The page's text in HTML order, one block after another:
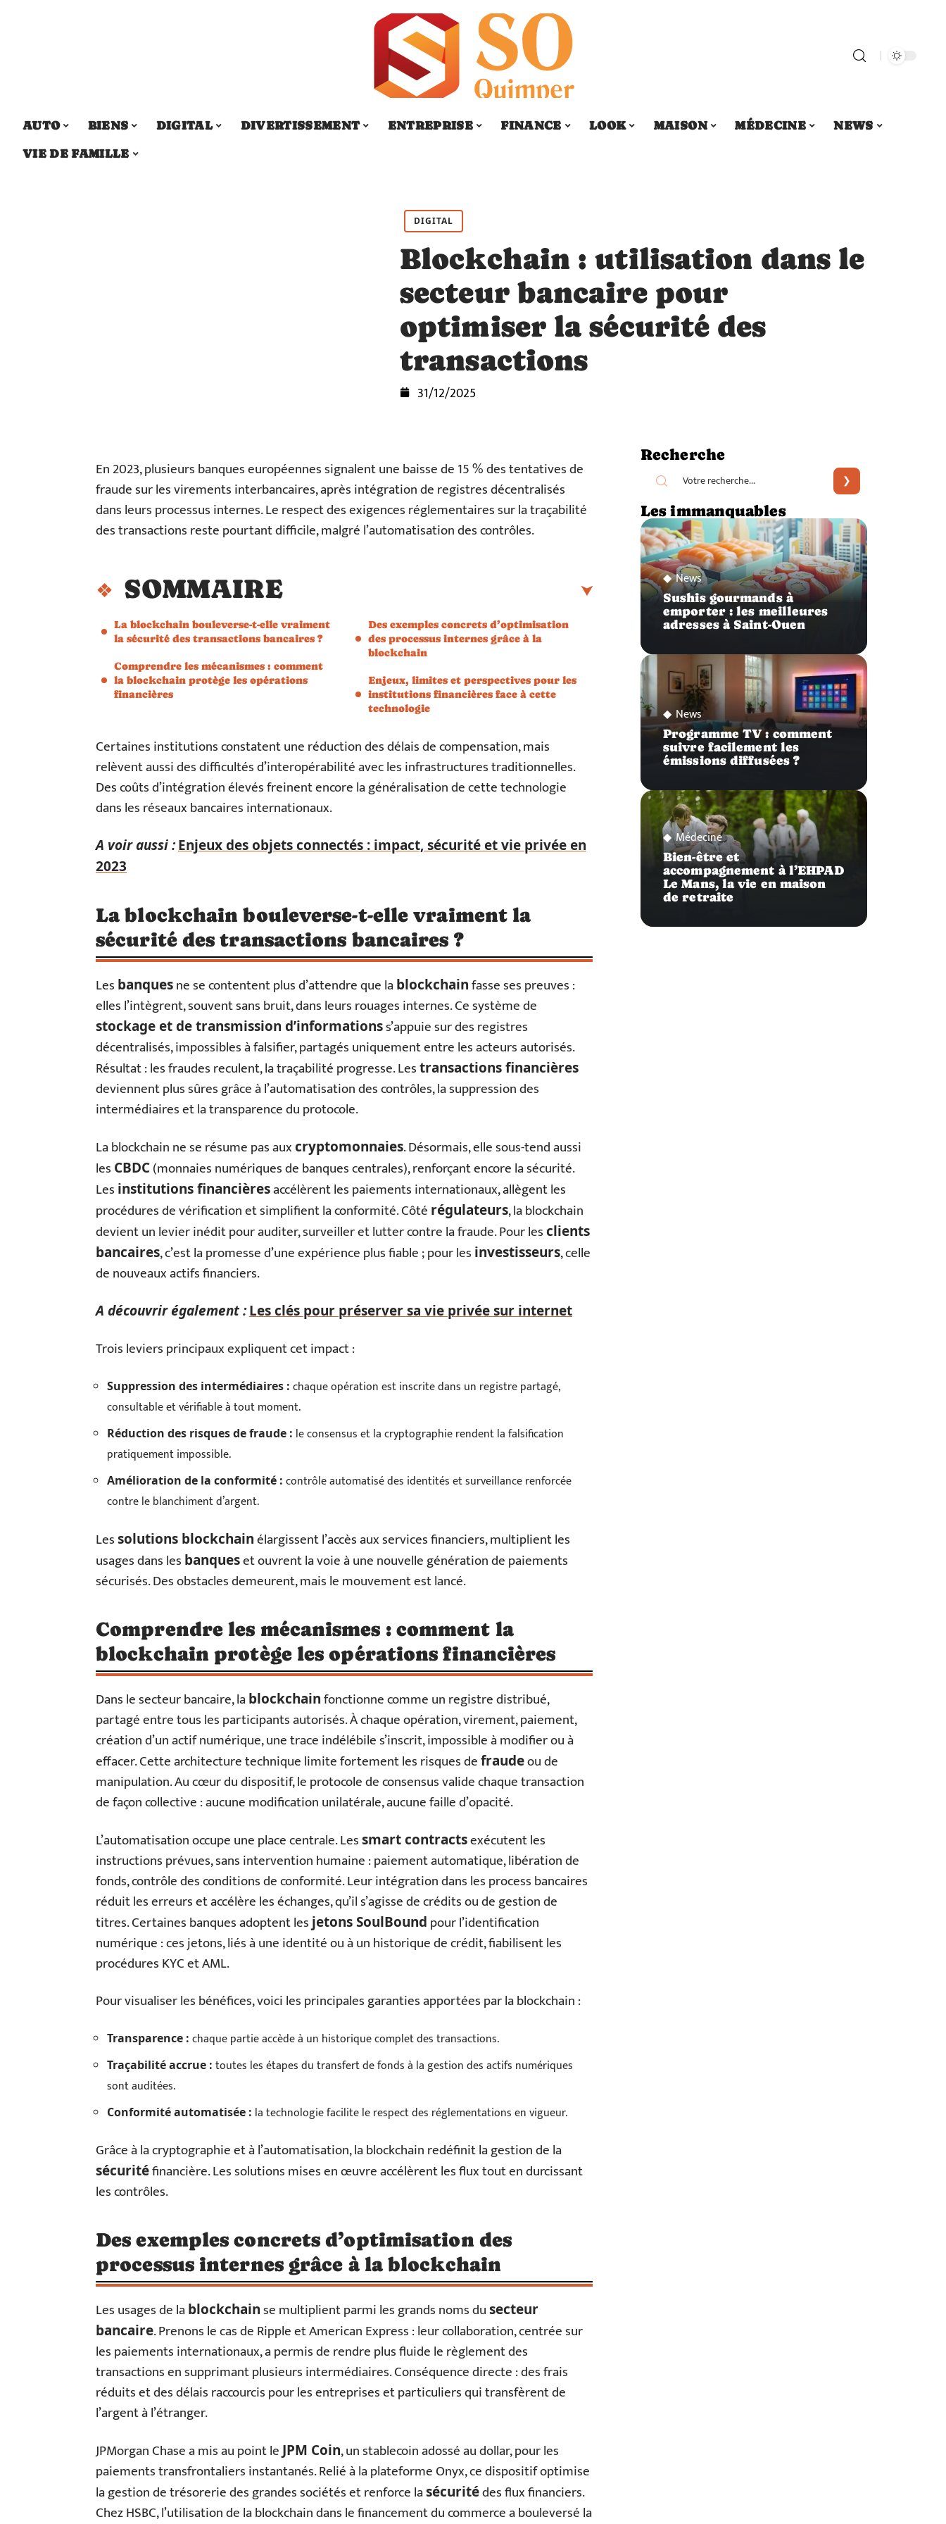
AUTO BIENS DIGITAL DIVERTISSEMENT ENTREPRISE FINANCE LOOK MAISON MÉDECINE
NEWS
VIE DE FAMILLE
DIGITAL
Blockchain : utilisation dans le
secteur bancaire pour
optimiser la sécurité des
transactions
31/12/2025
En 2023, plusieurs banques européennes signalent une baisse de 15 % des tentatives de
fraude sur les virements interbancaires, après intégration de registres décentralisés
dans leurs processus internes. Le respect des exigences réglementaires sur la traçabilité
des transactions reste pourtant difficile, malgré l’automatisation des contrôles.
SOMMAIRE
La blockchain bouleverse-t-elle vraiment
la sécurité des transactions bancaires ?
Comprendre les mécanismes : comment
la blockchain protège les opérations
financières
Des exemples concrets d’optimisation
des processus internes grâce à la
blockchain
Enjeux, limites et perspectives pour les
institutions financières face à cette
technologie
Certaines institutions constatent une réduction des délais de compensation, mais
relèvent aussi des difficultés d’interopérabilité avec les infrastructures traditionnelles.
Des coûts d’intégration élevés freinent encore la généralisation de cette technologie
dans les réseaux bancaires internationaux.
A voir aussi :Enjeux des objets connectés : impact, sécurité et vie privée en
2023
La blockchain bouleverse-t-elle vraiment la
sécurité des transactions bancaires ?
Les banquesne se contentent plus d’attendre que lablockchainfasse ses preuves :
elles l’intègrent, souvent sans bruit, dans leurs rouages internes. Ce système de
stockage et de transmission d’informationss’appuie sur des registres
décentralisés, impossibles à falsifier, partagés uniquement entre les acteurs autorisés.
Résultat : les fraudes reculent, la traçabilité progresse. Lestransactions financières
deviennent plus sûres grâce à l’automatisation des contrôles, la suppression des
intermédiaires et la transparence du protocole.
La blockchain ne se résume pas auxcryptomonnaies. Désormais, elle sous-tend aussi
les CBDC(monnaies numériques de banques centrales), renforçant encore la sécurité.
Les institutions financièresaccélèrent les paiements internationaux, allègent les
procédures de vérification et simplifient la conformité. Côté régulateurs, la blockchain
devient un levier inédit pour auditer, surveiller et lutter contre la fraude. Pour lesclients
bancaires, c’est la promesse d’une expérience plus fiable ; pour les investisseurs, celle
de nouveaux actifs financiers.
A découvrir également :Les clés pour préserver sa vie privée sur internet
Trois leviers principaux expliquent cet impact :
Suppression des intermédiaires : chaque opération est inscrite dans un registre partagé,
consultable et vérifiable à tout moment.
Réduction des risques de fraude : le consensus et la cryptographie rendent la falsification
pratiquement impossible.
Amélioration de la conformité : contrôle automatisé des identités et surveillance renforcée
contre le blanchiment d’argent.
Lessolutions blockchainélargissent l’accès aux services financiers, multiplient les
usages dans les banqueset ouvrent la voie à une nouvelle génération de paiements
sécurisés. Des obstacles demeurent, mais le mouvement est lancé.
Comprendre les mécanismes : comment la
blockchain protège les opérations financières
Dans le secteur bancaire, lablockchainfonctionne comme un registre distribué,
partagé entre tous les participants autorisés. À chaque opération, virement, paiement,
création d’un actif numérique, une trace indélébile s’inscrit, impossible à modifier ou à
effacer. Cette architecture technique limite fortement les risques defraudeou de
manipulation. Au cœur du dispositif, le protocole de consensus valide chaque transaction
de façon collective : aucune modification unilatérale, aucune faille d’opacité.
L’automatisation occupe une place centrale. Lessmart contractsexécutent les
instructions prévues, sans intervention humaine : paiement automatique, libération de
fonds, contrôle des conditions de conformité. Leur intégration dans les process bancaires
réduit les erreurs et accélère les échanges, qu’il s’agisse de crédits ou de gestion de
titres. Certaines banques adoptent lesjetons SoulBound pour l’identification
numérique : ces jetons, liés à une identité ou à un historique de crédit, fiabilisent les
procédures KYC et AML.
Pour visualiser les bénéfices, voici les principales garanties apportées par la blockchain :
Transparence : chaque partie accède à un historique complet des transactions.
Traçabilité accrue : toutes les étapes du transfert de fonds à la gestion des actifs numériques
sont auditées.
Conformité automatisée : la technologie facilite le respect des réglementations en vigueur.
Grâce à la cryptographie et à l’automatisation, la blockchain redéfinit la gestion de la
sécuritéfinancière. Les solutions mises en œuvre accélèrent les flux tout en durcissant
les contrôles.
Des exemples concrets d’optimisation des
processus internes grâce à la blockchain
Les usages de lablockchainse multiplient parmi les grands noms dusecteur
bancaire. Prenons le cas de Ripple et American Express : leur collaboration, centrée sur
les paiements internationaux, a permis de rendre plus fluide le règlement des
transactions en supprimant plusieurs intermédiaires. Conséquence directe : des frais
réduits et des délais raccourcis pour les entreprises et particuliers qui transfèrent de
l’argent à l’étranger.
JPMorgan Chase a mis au point leJPM Coin, un stablecoin adossé au dollar, pour les
paiements transfrontaliers instantanés. Relié à la plateforme Onyx, ce dispositif optimise
la gestion de trésorerie des grandes sociétés et renforce lasécuritédes flux financiers.
Chez HSBC, l’utilisation de la blockchain dans le financement du commerce a bouleversé la
Recherche
Les immanquables
News
Sushis gourmands à
emporter : les meilleures
adresses à Saint-Ouen
News
Programme TV : comment
suivre facilement les
émissions diffusées ?
Médecine
Bien-être et
accompagnement à l’EHPAD
Le Mans, la vie en maison
de retraite